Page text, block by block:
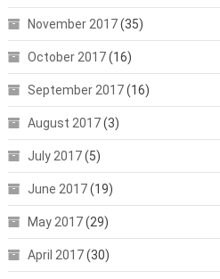
November 2017(35)
October 2017(16)
September 2017(16)
August 2017(3)
July 2017(5)
June 2017(19)
May 2017(29)
April 2017(30)